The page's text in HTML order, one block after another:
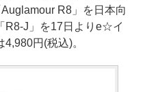
R8」を日本向
R8-J」を17日よりe☆イ
円(税込)。